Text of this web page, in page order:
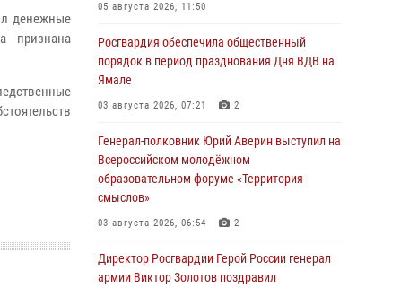
денежные
признана
05 августа 2026, 11:50
Росгвардия обеспечила общественный
порядок в период празднования Дня ВДВ на
Ямале
03 августа 2026, 07:21 2
Генерал-полковник Юрий Аверин выступил на
Всероссийском молодёжном
образовательном форуме «Территория
смыслов»
03 августа 2026, 06:54 2
Директор Росгвардии Герой России генерал
армии Виктор Золотов поздравил